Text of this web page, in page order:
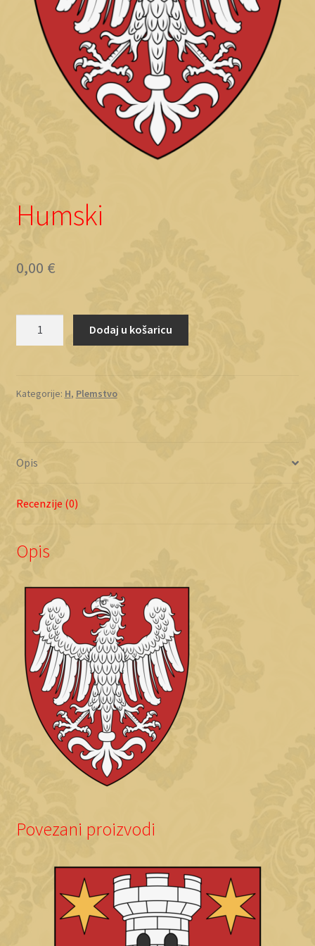
Objave
Humski
0,00 €
Dodaj u košaricu
Kategorije: H, Plemstvo
Opis
Recenzije (0)
Opis
Povezani proizvodi